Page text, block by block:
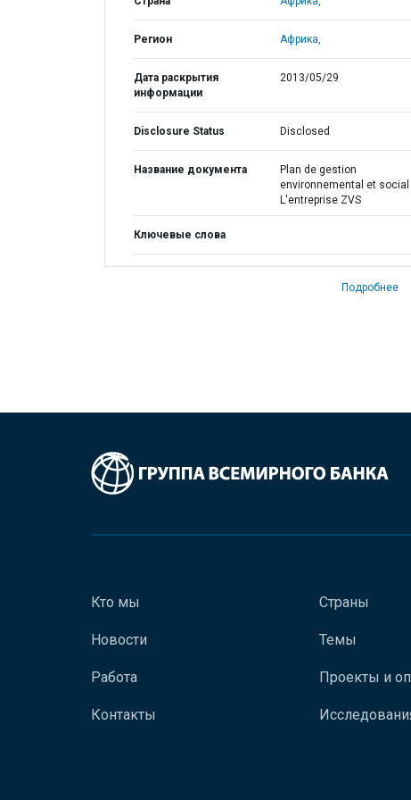
Регион Африка,
Дата раскрытия
информации
2013/05/29
Disclosure Status Disclosed
Название документа
Plan de gestion
environnemental et social
L'entreprise ZVS
Ключевые слова
Подробнее
Кто мы
Новости
Работа
Контакты
Страны
Темы
Проекты и